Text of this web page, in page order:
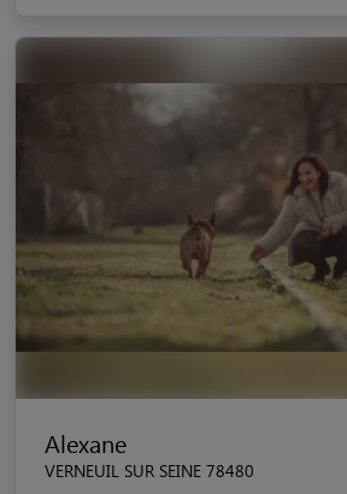
Alexane
VERNEUIL SUR SEINE 78480